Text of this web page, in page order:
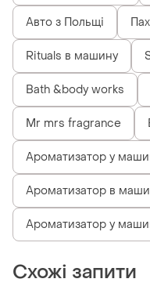
Авто з Польщі
Rituals в машину
Bath &body works
Mr mrs fragrance
Ароматизатор у
Ароматизатор в
Ароматизатор у
Схожі запити